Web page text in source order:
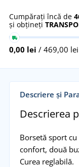
Cumpărați încă de
și obțineți
0,00 lei / 469,00 lei
Descriere și
Descrierea
Borsetă sport
confort, două
Curea reglabilă.